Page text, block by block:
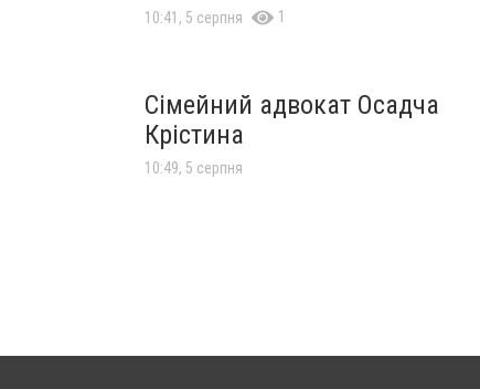
10:41, 5 серпня 1
Сімейний адвокат Осадча
Крістина
10:49, 5 серпня